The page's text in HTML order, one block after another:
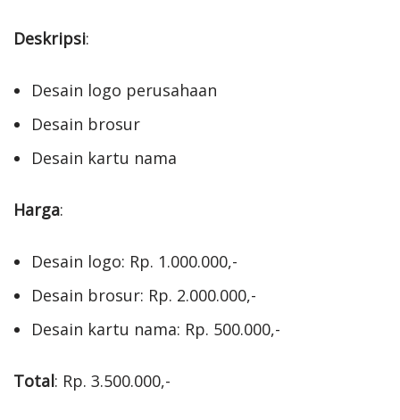
Deskripsi:
Desain logo perusahaan
Desain brosur
Desain kartu nama
Harga:
Desain logo: Rp. 1.000.000,-
Desain brosur: Rp. 2.000.000,-
Desain kartu nama: Rp. 500.000,-
Total: Rp. 3.500.000,-